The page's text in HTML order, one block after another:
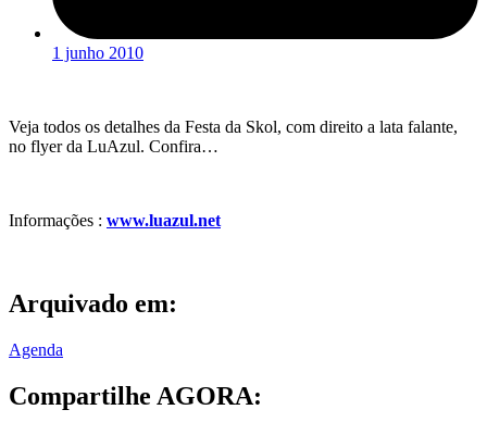
1 junho 2010
Veja todos os detalhes da Festa da Skol, com direito a lata falante,
no flyer da LuAzul. Confira…
Informações : www.luazul.net
Arquivado em:
Agenda
Compartilhe AGORA: